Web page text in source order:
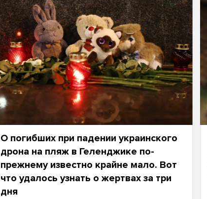
О погибших при падении украинского
дрона на пляж в Геленджике по-
прежнему известно крайне мало. Вот
что удалось узнать о жертвах за три
дня